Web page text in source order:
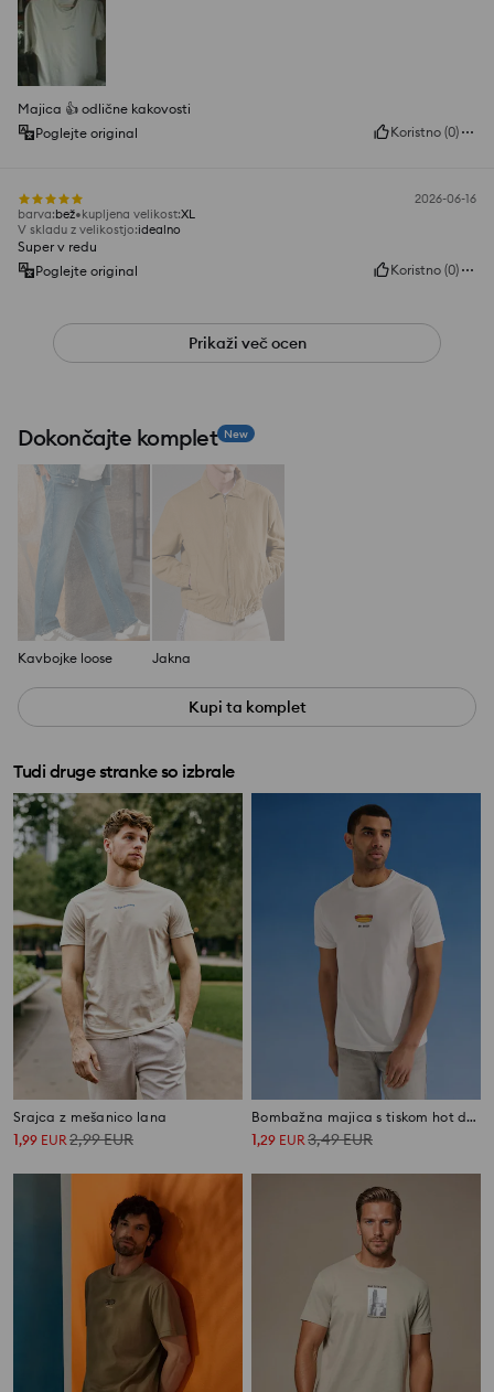
Majica 👍️ odlične kakovosti
Poglejte original
Koristno (0)
2026-06-16
barva:bež kupljena velikost:XL
V skladu z velikostjo:idealno
Super v redu
Poglejte original
Koristno (0)
Prikaži več ocen
Dokončajte komplet New
Kavbojke loose Jakna
Kupi ta komplet
Tudi druge stranke so izbrale
Srajca z mešanico lana
1,99 EUR2,99EUR
Bombažna majica s tiskom hot doga
1,29 EUR3,49EUR